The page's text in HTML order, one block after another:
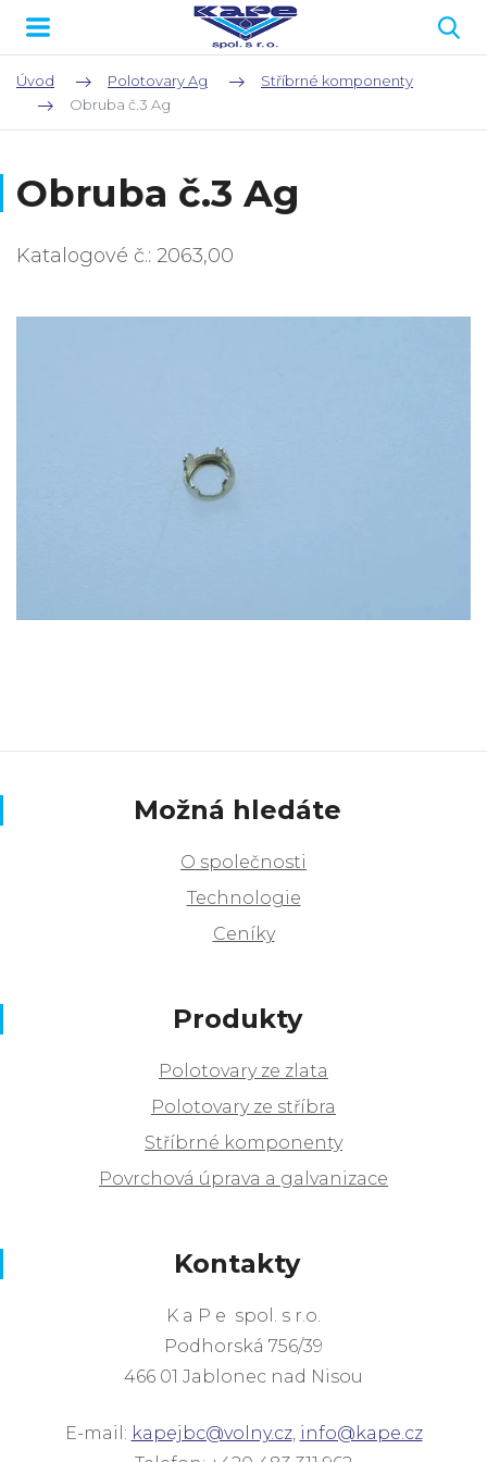
Úvod Polotovary Ag
Stříbrné komponenty
Obruba č.3 Ag
Obruba č.3 Ag
Katalogové č.: 2063,00
Možná hledáte
O společnosti
Technologie
Ceníky
Produkty
Polotovary ze zlata
Polotovary ze stříbra
Stříbrné komponenty
Povrchová úprava a galvanizace
Kontakty
K a P e spol. s r.o.
Podhorská 756/39
466 01 Jablonec nad Nisou
E-mail: kapejbc@volny.cz, info@kape.cz